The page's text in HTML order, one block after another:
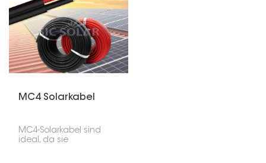
MC4 Solarkabel
MC4-Solarkabel sind
ideal, da sie